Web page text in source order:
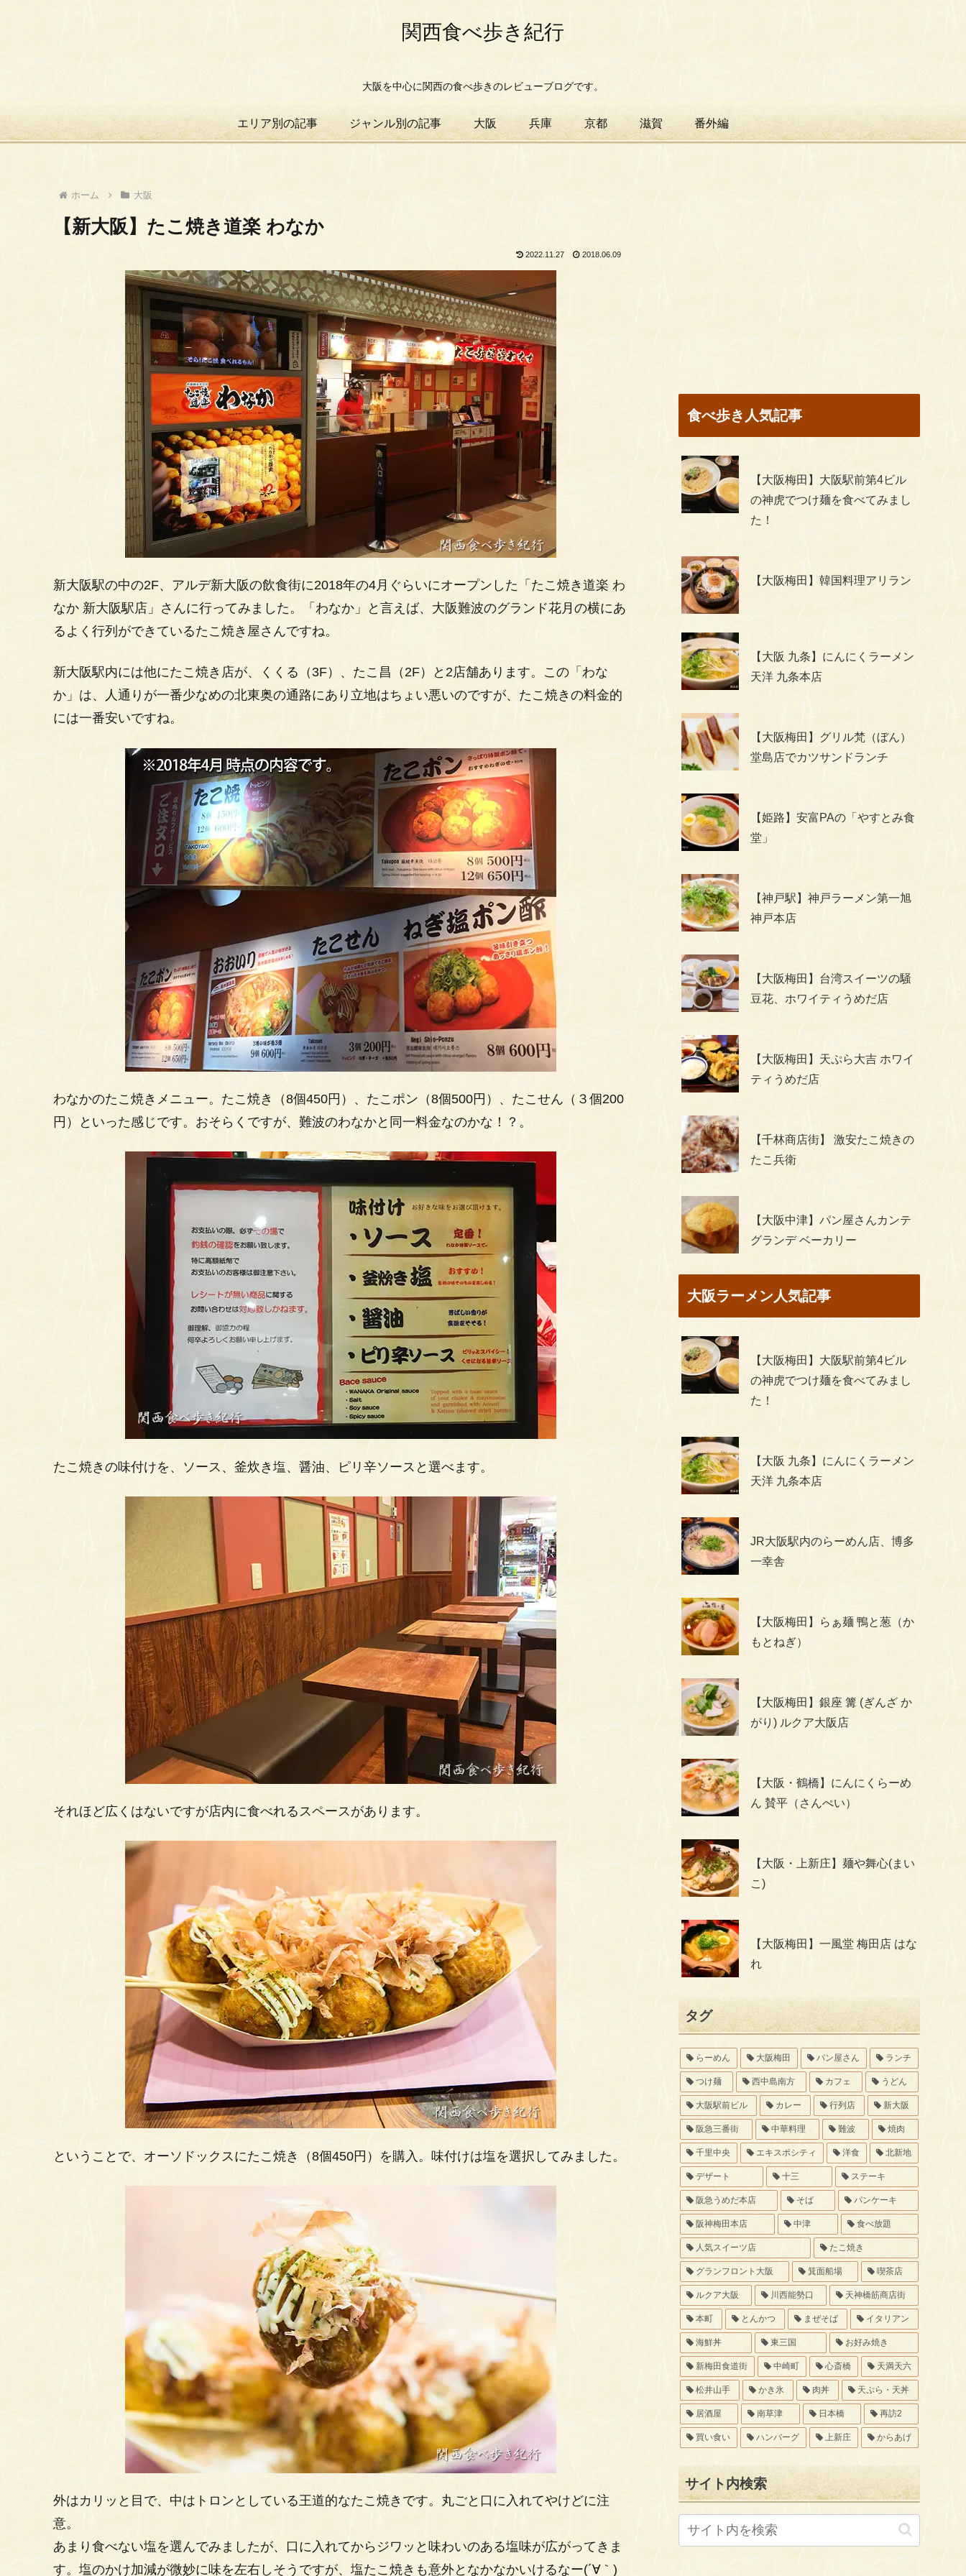
関西食べ歩き紀行
大阪を中心に関西の食べ歩きのレビューブログです。
エリア別の記事 ジャンル別の記事 大阪 兵庫 京都 滋賀 番外編
ホーム 大阪
【新大阪】たこ焼き道楽 わなか
2022.11.27 2018.06.09
新大阪駅の中の2F、アルデ新大阪の飲食街に2018年の4月ぐらいにオープンした「たこ焼き道楽 わ
なか 新大阪駅店」さんに行ってみました。「わなか」と言えば、大阪難波のグランド花月の横にあ
るよく行列ができているたこ焼き屋さんですね。
新大阪駅内には他にたこ焼き店が、くくる（3F）、たこ昌（2F）と2店舗あります。この「わな
か」は、人通りが一番少なめの北東奥の通路にあり立地はちょい悪いのですが、たこ焼きの料金的
には一番安いですね。
わなかのたこ焼きメニュー。たこ焼き（8個450円）、たこポン（8個500円）、たこせん（３個200
円）といった感じです。おそらくですが、難波のわなかと同一料金なのかな！？。
たこ焼きの味付けを、ソース、釜炊き塩、醤油、ピリ辛ソースと選べます。
それほど広くはないですが店内に食べれるスペースがあります。
ということで、オーソドックスにたこ焼き（8個450円）を購入。味付けは塩を選択してみました。
外はカリッと目で、中はトロンとしている王道的なたこ焼きです。丸ごと口に入れてやけどに注
意。
あまり食べない塩を選んでみましたが、口に入れてからジワッと味わいのある塩味が広がってきま
す。塩のかけ加減が微妙に味を左右しそうですが、塩たこ焼きも意外となかなかいけるなー(´∀｀)
食べ歩き人気記事
【大阪梅田】大阪駅前第4ビル
の神虎でつけ麺を食べてみまし
た！
【大阪梅田】韓国料理アリラン
【大阪 九条】にんにくラーメン
天洋 九条本店
【大阪梅田】グリル梵（ぼん）
堂島店でカツサンドランチ
【姫路】安富PAの「やすとみ食
堂」
【神戸駅】神戸ラーメン第一旭
神戸本店
【大阪梅田】台湾スイーツの騒
豆花、ホワイティうめだ店
【大阪梅田】天ぷら大吉 ホワイ
ティうめだ店
【千林商店街】 激安たこ焼きの
たこ兵衛
【大阪中津】パン屋さんカンテ
グランデ ベーカリー
大阪ラーメン人気記事
【大阪梅田】大阪駅前第4ビル
の神虎でつけ麺を食べてみまし
た！
【大阪 九条】にんにくラーメン
天洋 九条本店
JR大阪駅内のらーめん店、博多
一幸舎
【大阪梅田】らぁ麺 鴨と葱（か
もとねぎ）
【大阪梅田】銀座 篝 (ぎんざ か
がり) ルクア大阪店
【大阪・鶴橋】にんにくらーめ
ん 賛平（さんぺい）
【大阪・上新庄】麺や舞心(まい
こ)
【大阪梅田】一風堂 梅田店 はな
れ
タグ
らーめん 大阪梅田 パン屋さん ランチ
つけ麺 西中島南方 カフェ うどん
大阪駅前ビル カレー 行列店 新大阪
阪急三番街 中華料理 難波 焼肉
千里中央 エキスポシティ 洋食 北新地
デザート 十三 ステーキ
阪急うめだ本店 そば パンケーキ
阪神梅田本店 中津 食べ放題
人気スイーツ店 たこ焼き
グランフロント大阪 箕面船場 喫茶店
ルクア大阪 川西能勢口 天神橋筋商店街
本町 とんかつ まぜそば イタリアン
海鮮丼 東三国 お好み焼き
新梅田食道街 中崎町 心斎橋 天満天六
松井山手 かき氷 肉丼 天ぷら・天丼
居酒屋 南草津 日本橋 再訪2
買い食い ハンバーグ 上新庄 からあげ
サイト内検索